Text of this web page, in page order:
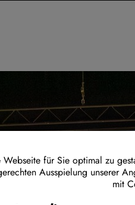
Webseite für Sie optimal zu
Ausspielung unserer
mit